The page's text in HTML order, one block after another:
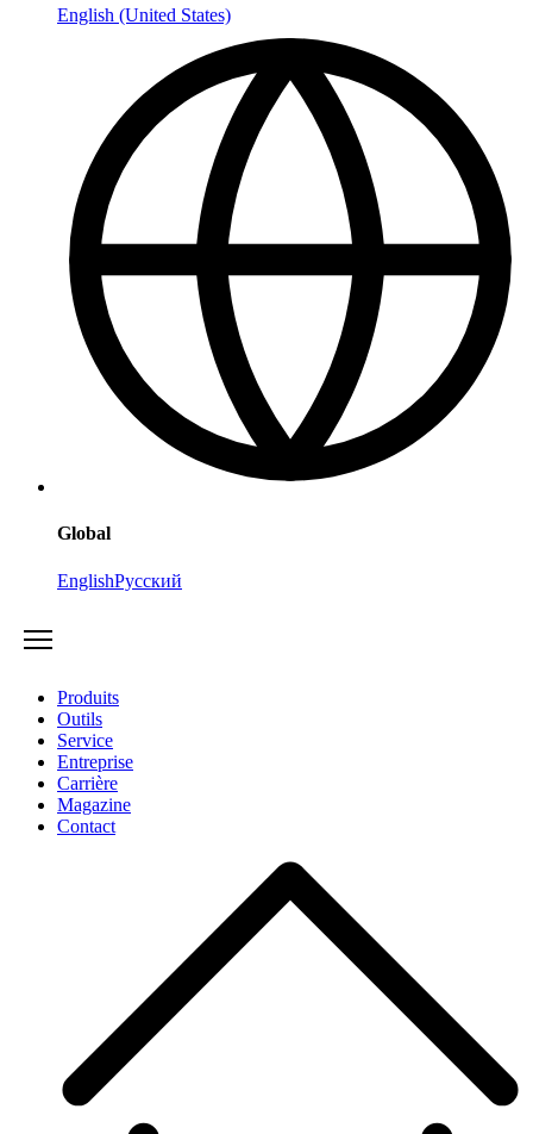
English (United States)
Global
EnglishРусский
Produits
Outils
Service
Entreprise
Carrière
Magazine
Contact